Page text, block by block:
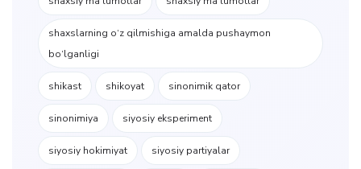
shaxslarning o‘z qilmishiga amalda pushaymon
bo‘lganligi
shikast shikoyat sinonimik qator
sinonimiya siyosiy eksperiment
siyosiy hokimiyat siyosiy partiyalar